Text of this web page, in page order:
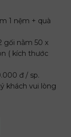
1 nệm + quà
gối nằm 50 x
( kích thước
đ / sp.
khách vui lòng
x 2m x 10cm số